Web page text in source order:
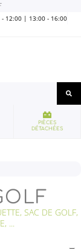
- 12:00 | 13:00 - 16:00
PIÈCES
DÉTACHÉES
SAC DE GOLF,
...